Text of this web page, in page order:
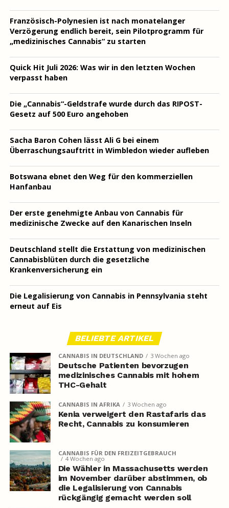
Französisch-Polynesien ist nach monatelanger
Verzögerung endlich bereit, sein Pilotprogramm für
„medizinisches Cannabis“ zu starten
Quick Hit Juli 2026: Was wir in den letzten Wochen
verpasst haben
Die „Cannabis“-Geldstrafe wurde durch das RIPOST-
Gesetz auf 500 Euro angehoben
Sacha Baron Cohen lässt Ali G bei einem
Überraschungsauftritt in Wimbledon wieder aufleben
Botswana ebnet den Weg für den kommerziellen
Hanfanbau
Der erste genehmigte Anbau von Cannabis für
medizinische Zwecke auf den Kanarischen Inseln
Deutschland stellt die Erstattung von medizinischen
Cannabisblüten durch die gesetzliche
Krankenversicherung ein
Die Legalisierung von Cannabis in Pennsylvania steht
erneut auf Eis
BELIEBTE ARTIKEL
CANNABIS IN DEUTSCHLAND 3 Wochen ago
Deutsche Patienten bevorzugen
medizinisches Cannabis mit hohem
THC-Gehalt
CANNABIS IN AFRIKA 3 Wochen ago
Kenia verweigert den Rastafaris das
Recht, Cannabis zu konsumieren
CANNABIS FÜR DEN FREIZEITGEBRAUCH
4 Wochen ago
Die Wähler in Massachusetts werden
im November darüber abstimmen, ob
die Legalisierung von Cannabis
rückgängig gemacht werden soll